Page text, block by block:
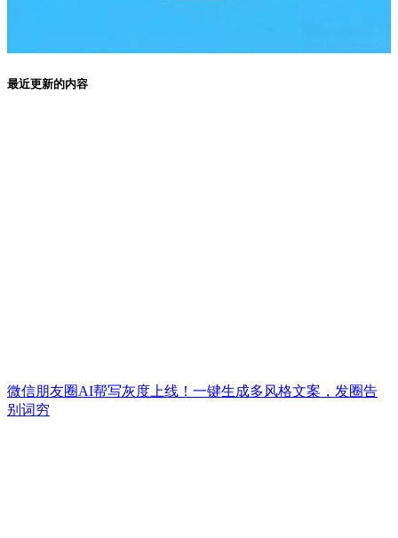
最近更新的内容
微信朋友圈AI帮写灰度上线！一键生成多风格文案，发圈告
别词穷